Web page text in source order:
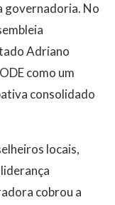
governadoria. No
Adriano
como um
consolidado
locais,
cobrou a